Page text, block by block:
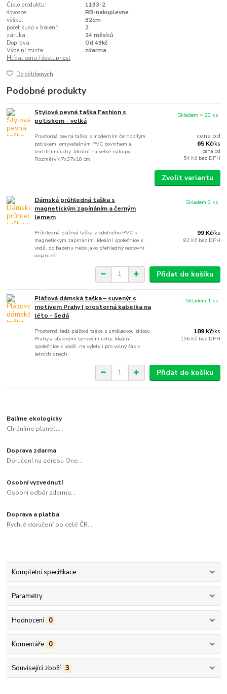
Číslo produktu:
1193-2
dovozce:
RB-nakuplevne
výška:
32cm
počet kusů v balení:
2
záruka:
24 měsíců
Doprava:
Od 49kč
Výdejní místa:
zdarma
Hlídat cenu / dostupnost
Do oblíbených
Podobné produkty
Stylová pevná taška Fashion s
potiskem - velká
Prostorná pevná taška s moderním černobílým
potiskem, omyvatelným PVC povrchem a
textilními uchy. Ideální na velké nákupy.
Rozměry 47x37x10 cm.
cena od
65 Kč/ks
cena od
54 Kč bez DPH
Skladem > 20 ks
Zvolit variantu
Dámská průhledná taška s
magnetickým zapínáním a černým
lemem
Průhledná plážová taška z odolného PVC s
magnetickým zapínáním. Ideální společnice k
vodě, do bazénu nebo jako přehledný cestovní
organizér.
99 Kč/ks
82 Kč bez DPH
Skladem 3 ks
Přidat do košíku
Plážová dámská taška – suvenýr s
motivem Prahy | prostorná kabelka na
léto - šedá
Prostorná šedá plážová taška s uměleckou skicou
Prahy a stylovými lanovými uchy. Ideální
společnice k vodě, na výlety i pro volný čas v
letních dnech.
189 Kč/ks
156 Kč bez DPH
Skladem 1 ks
Přidat do košíku
Balíme ekologicky
Chráníme planetu...
Doprava zdarma
Doručení na adresu One...
Osobní vyzvednutí
Osobní odběr zdarma...
Doprava a platba
Rychlé doručení po celé ČR...
Kompletní specifikace
Parametry
Hodnocení 0
Komentáře 0
Související zboží 3